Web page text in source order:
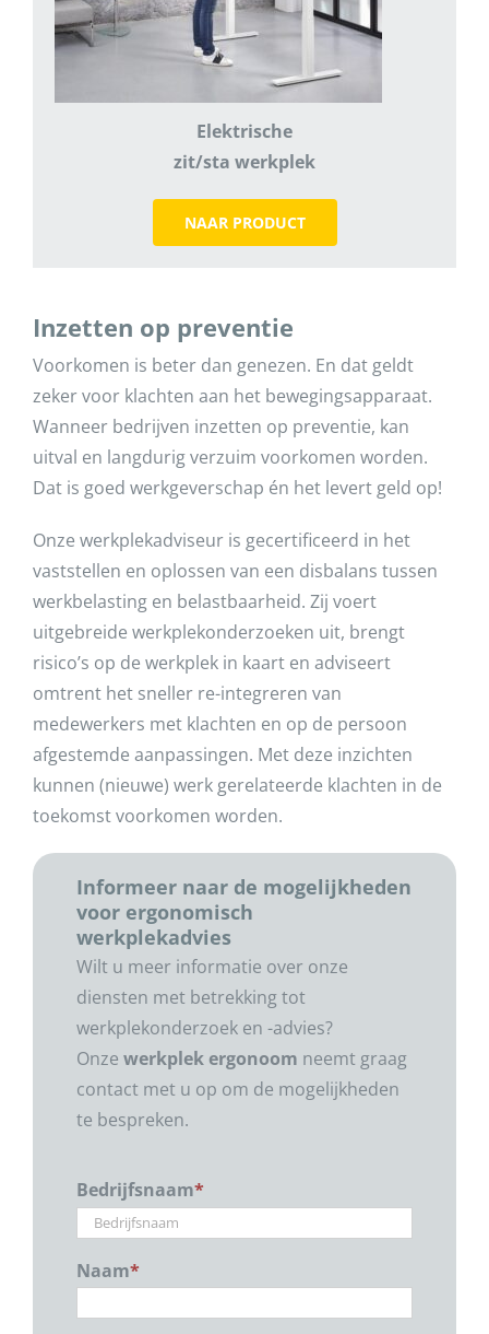
Elektrische
zit/sta werkplek
NAAR PRODUCT
Inzetten op preventie
Voorkomen is beter dan genezen. En dat geldt
zeker voor klachten aan het bewegingsapparaat.
Wanneer bedrijven inzetten op preventie, kan
uitval en langdurig verzuim voorkomen worden.
Dat is goed werkgeverschap én het levert geld op!
Onze werkplekadviseur is gecertificeerd in het
vaststellen en oplossen van een disbalans tussen
werkbelasting en belastbaarheid. Zij voert
uitgebreide werkplekonderzoeken uit, brengt
risico’s op de werkplek in kaart en adviseert
omtrent het sneller re-integreren van
medewerkers met klachten en op de persoon
afgestemde aanpassingen. Met deze inzichten
kunnen (nieuwe) werk gerelateerde klachten in de
toekomst voorkomen worden.
Informeer naar de mogelijkheden
voor ergonomisch
werkplekadvies
Wilt u meer informatie over onze
diensten met betrekking tot
werkplekonderzoek en -advies?
Onze werkplek ergonoom neemt graag
contact met u op om de mogelijkheden
te bespreken.
Bedrijfsnaam*
Naam*